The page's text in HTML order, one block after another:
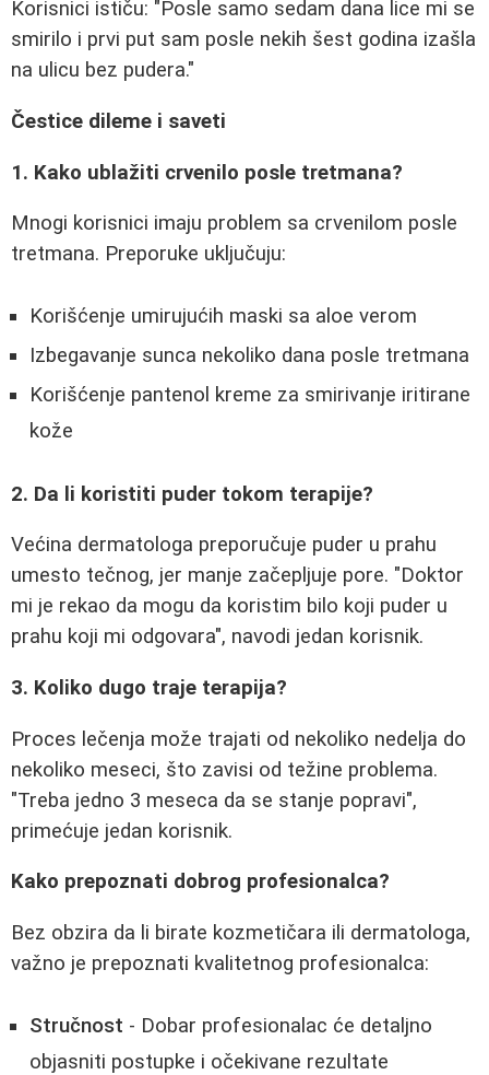
Korisnici ističu: "Posle samo sedam dana lice mi se
smirilo i prvi put sam posle nekih šest godina izašla
na ulicu bez pudera."
Čestice dileme i saveti
1. Kako ublažiti crvenilo posle tretmana?
Mnogi korisnici imaju problem sa crvenilom posle
tretmana. Preporuke uključuju:
Korišćenje umirujućih maski sa aloe verom
Izbegavanje sunca nekoliko dana posle tretmana
Korišćenje pantenol kreme za smirivanje iritirane
kože
2. Da li koristiti puder tokom terapije?
Većina dermatologa preporučuje puder u prahu
umesto tečnog, jer manje začepljuje pore. "Doktor
mi je rekao da mogu da koristim bilo koji puder u
prahu koji mi odgovara", navodi jedan korisnik.
3. Koliko dugo traje terapija?
Proces lečenja može trajati od nekoliko nedelja do
nekoliko meseci, što zavisi od težine problema.
"Treba jedno 3 meseca da se stanje popravi",
primećuje jedan korisnik.
Kako prepoznati dobrog profesionalca?
Bez obzira da li birate kozmetičara ili dermatologa,
važno je prepoznati kvalitetnog profesionalca:
Stručnost - Dobar profesionalac će detaljno
objasniti postupke i očekivane rezultate